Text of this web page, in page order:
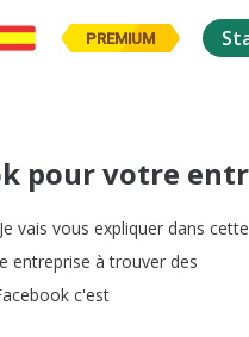
PREMIUM
pour votre
Je vais vous expliquer dans cette
entreprise à trouver des
c'est